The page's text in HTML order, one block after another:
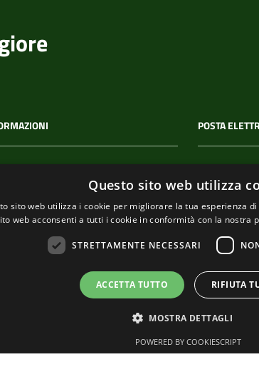
POSTA
Email
Questo sito web utilizza
sito web utilizza i cookie per migliorare la tua esperienza
web acconsenti a tutti i cookie in conformità con la nostra
STRETTAMENTE NECESSARI
ACCETTA TUTTO RIFIUTA
MOSTRA DETTAGLI
POWERED BY COOKIESCRIPT